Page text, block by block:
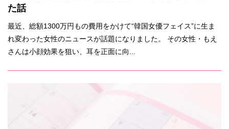
た話
最近、総額1300万円もの費用をかけて“韓国女優フェイス”に生ま
れ変わった女性のニュースが話題になりました。 その女性・もえ
さんは小顔効果を狙い、耳を正面に向...